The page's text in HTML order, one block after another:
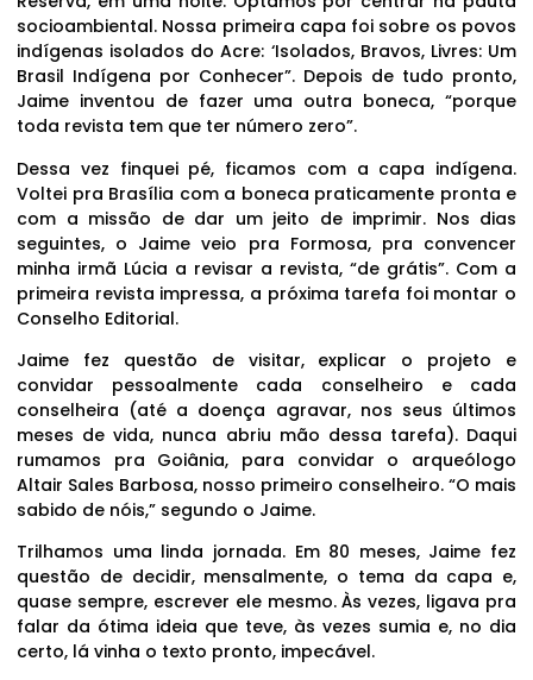
socioambiental. Nossa primeira capa foi sobre os povos
indígenas isolados do Acre: ‘Isolados, Bravos, Livres: Um
Brasil Indígena por Conhecer”. Depois de tudo pronto,
Jaime inventou de fazer uma outra boneca, “porque
toda revista tem que ter número zero”.
Dessa vez finquei pé, ficamos com a capa indígena.
Voltei pra Brasília com a boneca praticamente pronta e
com a missão de dar um jeito de imprimir. Nos dias
seguintes, o Jaime veio pra Formosa, pra convencer
minha irmã Lúcia a revisar a revista, “de grátis”. Com a
primeira revista impressa, a próxima tarefa foi montar o
Conselho Editorial.
Jaime fez questão de visitar, explicar o projeto e
convidar pessoalmente cada conselheiro e cada
conselheira (até a doença agravar, nos seus últimos
meses de vida, nunca abriu mão dessa tarefa). Daqui
rumamos pra Goiânia, para convidar o arqueólogo
Altair Sales Barbosa, nosso primeiro conselheiro. “O mais
sabido de nóis,” segundo o Jaime.
Trilhamos uma linda jornada. Em 80 meses, Jaime fez
questão de decidir, mensalmente, o tema da capa e,
quase sempre, escrever ele mesmo. Às vezes, ligava pra
falar da ótima ideia que teve, às vezes sumia e, no dia
certo, lá vinha o texto pronto, impecável.